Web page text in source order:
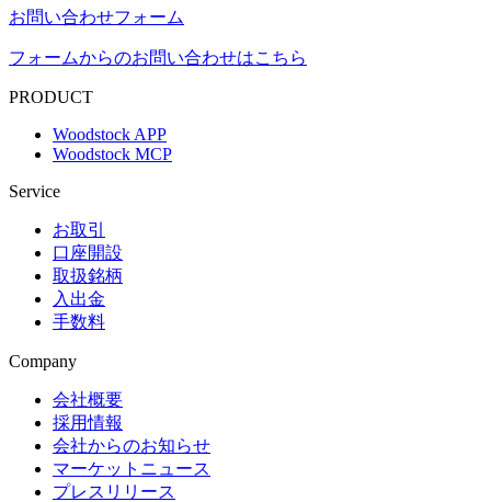
お問い合わせフォーム
フォームからのお問い合わせはこちら
PRODUCT
Woodstock APP
Woodstock MCP
Service
お取引
口座開設
取扱銘柄
入出金
手数料
Company
会社概要
採用情報
会社からのお知らせ
マーケットニュース
プレスリリース